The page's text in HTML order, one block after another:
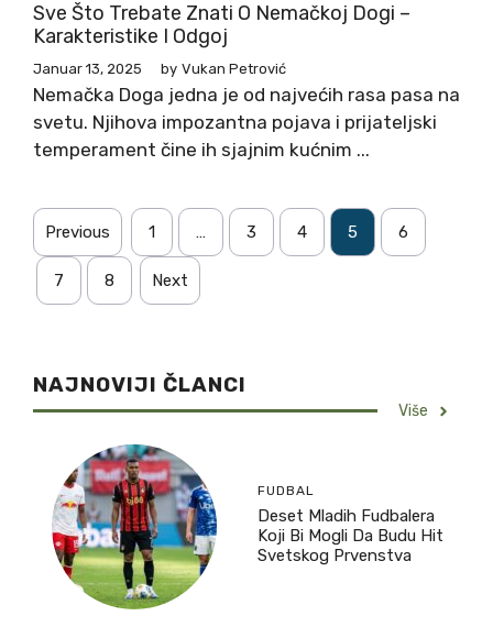
Sve Što Trebate Znati O Nemačkoj Dogi –
Karakteristike I Odgoj
Januar 13, 2025 by Vukan Petrović
Nemačka Doga jedna je od najvećih rasa pasa na
svetu. Njihova impozantna pojava i prijateljski
temperament čine ih sjajnim kućnim ...
Previous 1 … 3 4 5 6
7 8 Next
NAJNOVIJI ČLANCI
Više
FUDBAL
Deset Mladih Fudbalera
Koji Bi Mogli Da Budu Hit
Svetskog Prvenstva